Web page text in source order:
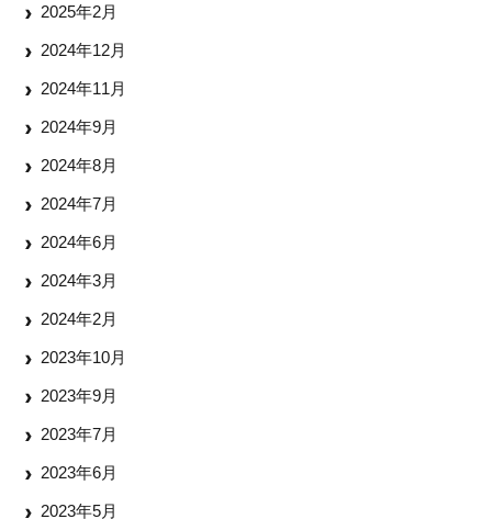
2025年2月
2024年12月
2024年11月
2024年9月
2024年8月
2024年7月
2024年6月
2024年3月
2024年2月
2023年10月
2023年9月
2023年7月
2023年6月
2023年5月